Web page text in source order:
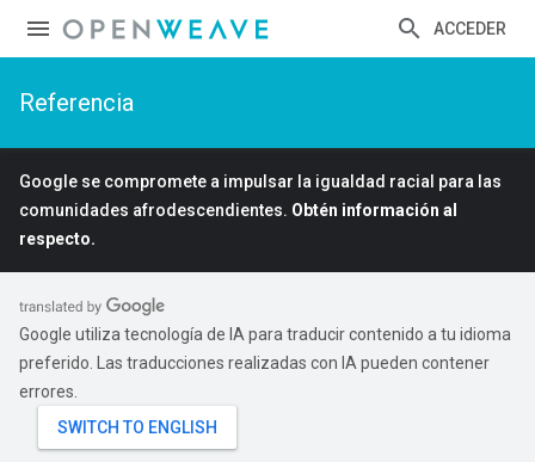
ACCEDER
Referencia
Google se compromete a impulsar la igualdad racial para las
comunidades afrodescendientes. Obtén información al
respecto.
Google utiliza tecnología de IA para traducir contenido a tu idioma
preferido. Las traducciones realizadas con IA pueden contener
errores.